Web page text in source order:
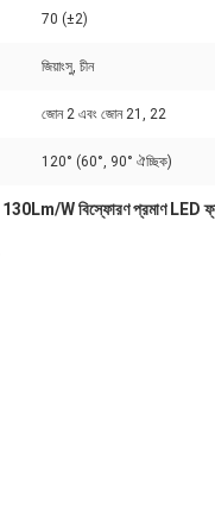
70 (±2)
জিয়াংসু, চীন
জোন 2 এবং জোন 21, 22
120° (60°, 90° ঐচ্ছিক)
130Lm/W বিস্ফোরণ প্রমাণ LED